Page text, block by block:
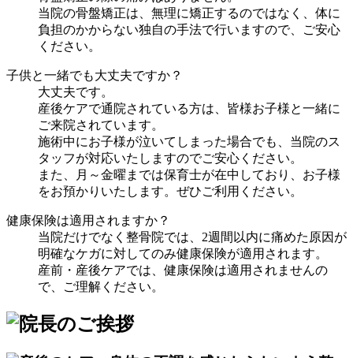
当院の骨盤矯正は、無理に矯正するのではなく、体に
負担のかからない独自の手法で行いますので、ご安心
ください。
子供と一緒でも大丈夫ですか？
大丈夫です。
産後ケアで通院されている方は、皆様お子様と一緒に
ご来院されています。
施術中にお子様が泣いてしまった場合でも、当院のス
タッフが対応いたしますのでご安心ください。
また、月～金曜までは保育士が在中しており、お子様
をお預かりいたします。ぜひご利用ください。
健康保険は適用されますか？
当院だけでなく整骨院では、2週間以内に痛めた原因が
明確なケガに対してのみ健康保険が適用されます。
産前・産後ケアでは、健康保険は適用されませんの
で、ご理解ください。